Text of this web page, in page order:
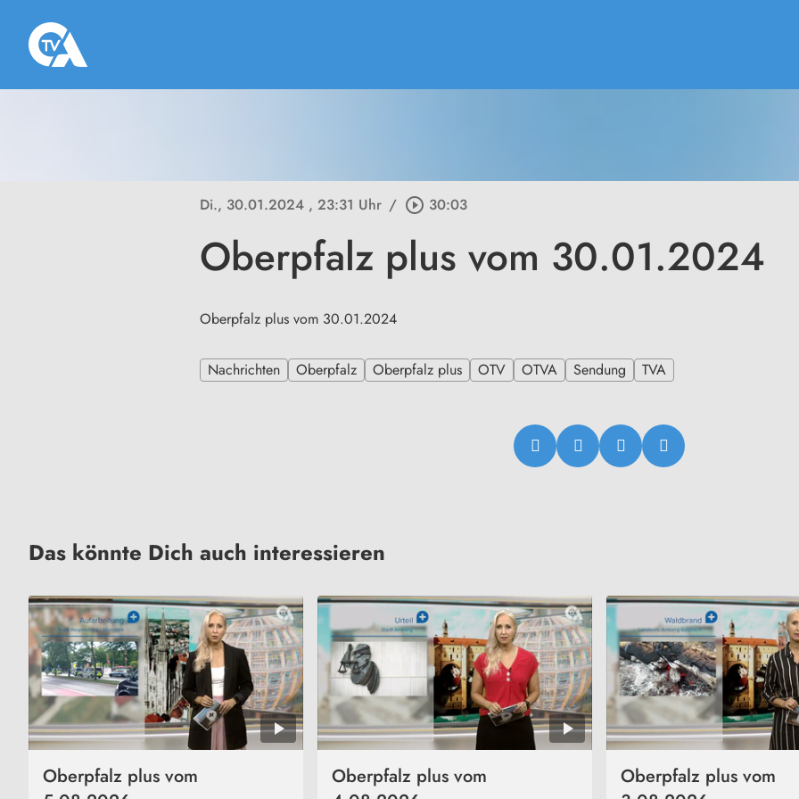
Di., 30.01.2024 , 23:31 Uhr / play_circle_outline 30:03
Oberpfalz plus vom 30.01.2024
Oberpfalz plus vom 30.01.2024
Nachrichten Oberpfalz Oberpfalz plus OTV OTVA Sendung TVA
Das könnte Dich auch interessieren
Oberpfalz plus vom
Oberpfalz plus vom
Oberpfalz plus vom